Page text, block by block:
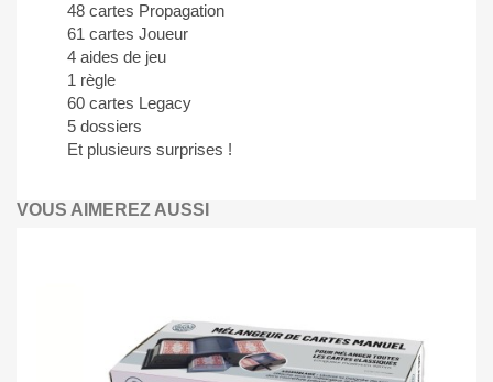
48 cartes Propagation
61 cartes Joueur
4 aides de jeu
1 règle
60 cartes Legacy
5 dossiers
Et plusieurs surprises !
VOUS AIMEREZ AUSSI